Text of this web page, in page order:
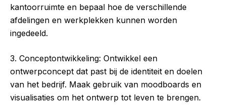
kantoorruimte en bepaal hoe de verschillende
afdelingen en werkplekken kunnen worden
ingedeeld.
3. Conceptontwikkeling: Ontwikkel een
ontwerpconcept dat past bij de identiteit en doelen
van het bedrijf. Maak gebruik van moodboards en
visualisaties om het ontwerp tot leven te brengen.